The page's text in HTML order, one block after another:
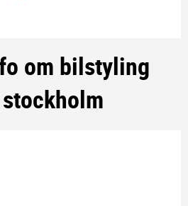
om bilstyling